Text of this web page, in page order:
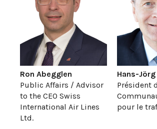
Ron Abegglen
Public Affairs / Advisor
to the CEO Swiss
International Air Lines
Ltd.
Hans-
Président
pour le